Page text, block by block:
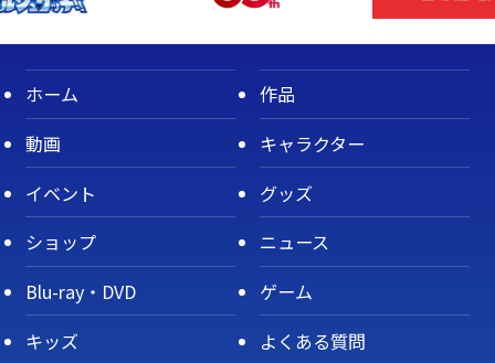
ホーム
作品
動画
キャラクター
イベント
グッズ
ショップ
ニュース
Blu-ray・DVD
ゲーム
キッズ
よくある質問